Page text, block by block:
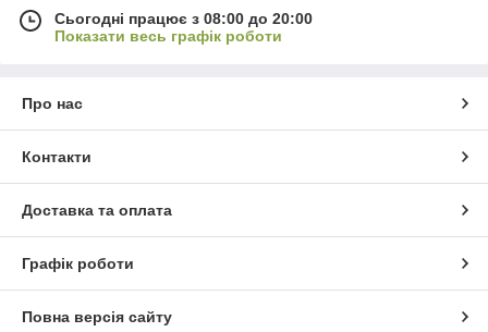
Сьогодні працює з 08:00 до 20:00
Показати весь графік роботи
Про нас
Контакти
Доставка та оплата
Графік роботи
Повна версія сайту